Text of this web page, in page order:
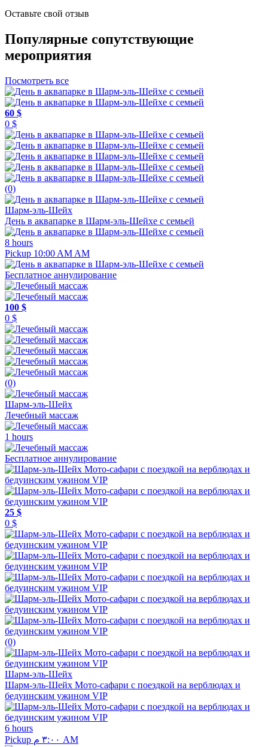
Оставьте свой отзыв
Популярные сопутствующие
мероприятия
Посмотреть все
60 $
0 $
(0)
Шарм-эль-Шейх
День в аквапарке в Шарм-эль-Шейхе с семьей
8 hours
Pickup 10:00 AM AM
Бесплатное аннулирование
100 $
0 $
(0)
Шарм-эль-Шейх
Лечебный массаж
1 hours
Бесплатное аннулирование
25 $
0 $
(0)
Шарм-эль-Шейх
Шарм-эль-Шейх Мото-сафари с поездкой на верблюдах и
бедуинским ужином VIP
6 hours
Pickup ٣:٠٠ م AM